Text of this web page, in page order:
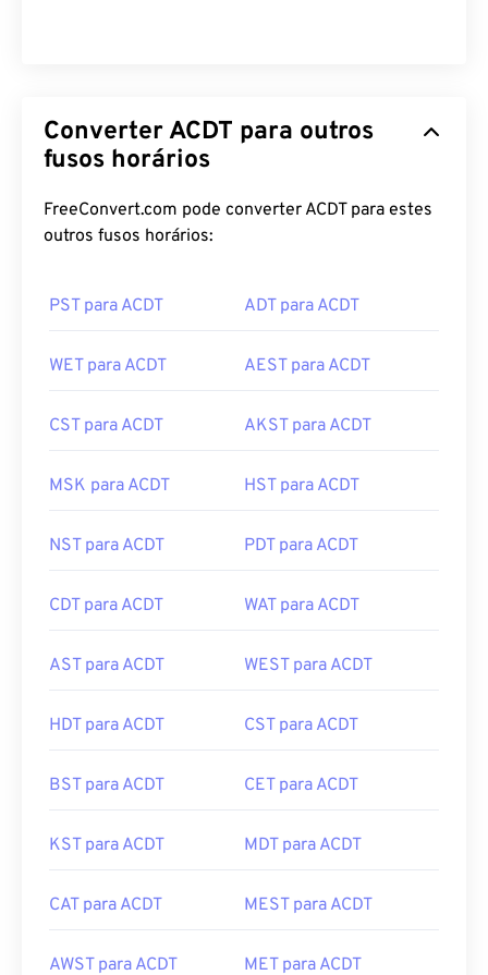
Converter ACDT para outros
fusos horários
FreeConvert.com pode converter ACDT para estes
outros fusos horários:
PST para ACDT ADT para ACDT
WET para ACDT AEST para ACDT
CST para ACDT AKST para ACDT
MSK para ACDT HST para ACDT
NST para ACDT PDT para ACDT
CDT para ACDT WAT para ACDT
AST para ACDT WEST para ACDT
HDT para ACDT CST para ACDT
BST para ACDT CET para ACDT
KST para ACDT MDT para ACDT
CAT para ACDT MEST para ACDT
AWST para ACDT MET para ACDT